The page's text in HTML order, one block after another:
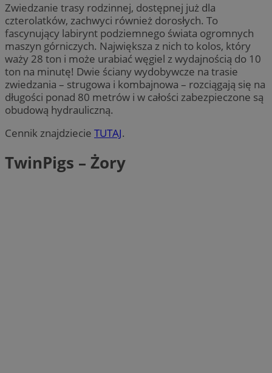
Zwiedzanie trasy rodzinnej, dostępnej już dla
czterolatków, zachwyci również dorosłych. To
fascynujący labirynt podziemnego świata ogromnych
maszyn górniczych. Największa z nich to kolos, który
waży 28 ton i może urabiać węgiel z wydajnością do 10
ton na minutę! Dwie ściany wydobywcze na trasie
zwiedzania – strugowa i kombajnowa – rozciągają się na
długości ponad 80 metrów i w całości zabezpieczone są
obudową hydrauliczną.
Cennik znajdziecie TUTAJ.
TwinPigs – Żory